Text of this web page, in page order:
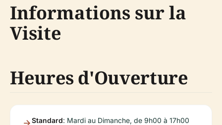
Informations sur la
Visite
Heures d'Ouverture
Standard: Mardi au Dimanche, de 9h00 à 17h00